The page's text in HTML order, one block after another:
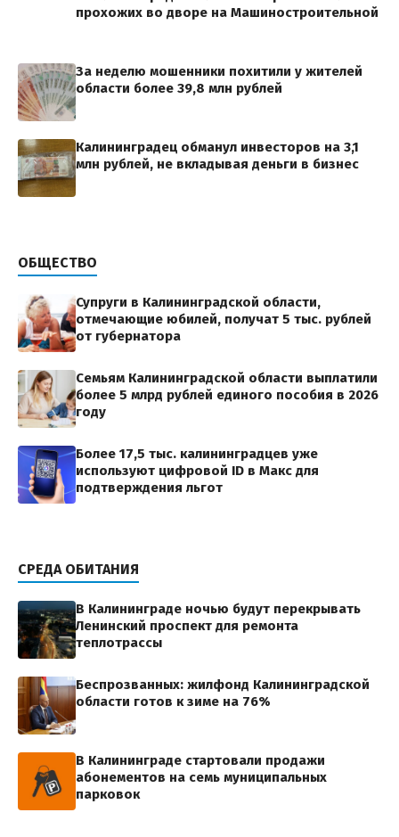
прохожих во дворе на Машиностроительной
За неделю мошенники похитили у жителей
области более 39,8 млн рублей
Калининградец обманул инвесторов на 3,1
млн рублей, не вкладывая деньги в бизнес
ОБЩЕСТВО
Супруги в Калининградской области,
отмечающие юбилей, получат 5 тыс. рублей
от губернатора
Семьям Калининградской области выплатили
более 5 млрд рублей единого пособия в 2026
году
Более 17,5 тыс. калининградцев уже
используют цифровой ID в Макс для
подтверждения льгот
СРЕДА ОБИТАНИЯ
В Калининграде ночью будут перекрывать
Ленинский проспект для ремонта
теплотрассы
Беспрозванных: жилфонд Калининградской
области готов к зиме на 76%
В Калининграде стартовали продажи
абонементов на семь муниципальных
парковок